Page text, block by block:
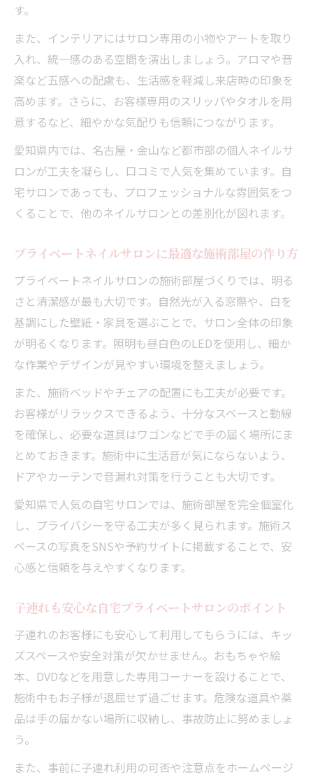
す。
また、インテリアにはサロン専用の小物やアートを取り
入れ、統一感のある空間を演出しましょう。アロマや音
楽など五感への配慮も、生活感を軽減し来店時の印象を
高めます。さらに、お客様専用のスリッパやタオルを用
意するなど、細やかな気配りも信頼につながります。
愛知県内では、名古屋・金山など都市部の個人ネイルサ
ロンが工夫を凝らし、口コミで人気を集めています。自
宅サロンであっても、プロフェッショナルな雰囲気をつ
くることで、他のネイルサロンとの差別化が図れます。
プライベートネイルサロンに最適な施術部屋の作り方
プライベートネイルサロンの施術部屋づくりでは、明る
さと清潔感が最も大切です。自然光が入る窓際や、白を
基調にした壁紙・家具を選ぶことで、サロン全体の印象
が明るくなります。照明も昼白色のLEDを使用し、細か
な作業やデザインが見やすい環境を整えましょう。
また、施術ベッドやチェアの配置にも工夫が必要です。
お客様がリラックスできるよう、十分なスペースと動線
を確保し、必要な道具はワゴンなどで手の届く場所にま
とめておきます。施術中に生活音が気にならないよう、
ドアやカーテンで音漏れ対策を行うことも大切です。
愛知県で人気の自宅サロンでは、施術部屋を完全個室化
し、プライバシーを守る工夫が多く見られます。施術ス
ペースの写真をSNSや予約サイトに掲載することで、安
心感と信頼を与えやすくなります。
子連れも安心な自宅プライベートサロンのポイント
子連れのお客様にも安心して利用してもらうには、キッ
ズスペースや安全対策が欠かせません。おもちゃや絵
本、DVDなどを用意した専用コーナーを設けることで、
施術中もお子様が退屈せず過ごせます。危険な道具や薬
品は手の届かない場所に収納し、事故防止に努めましょ
う。
また、事前に子連れ利用の可否や注意点をホームページ